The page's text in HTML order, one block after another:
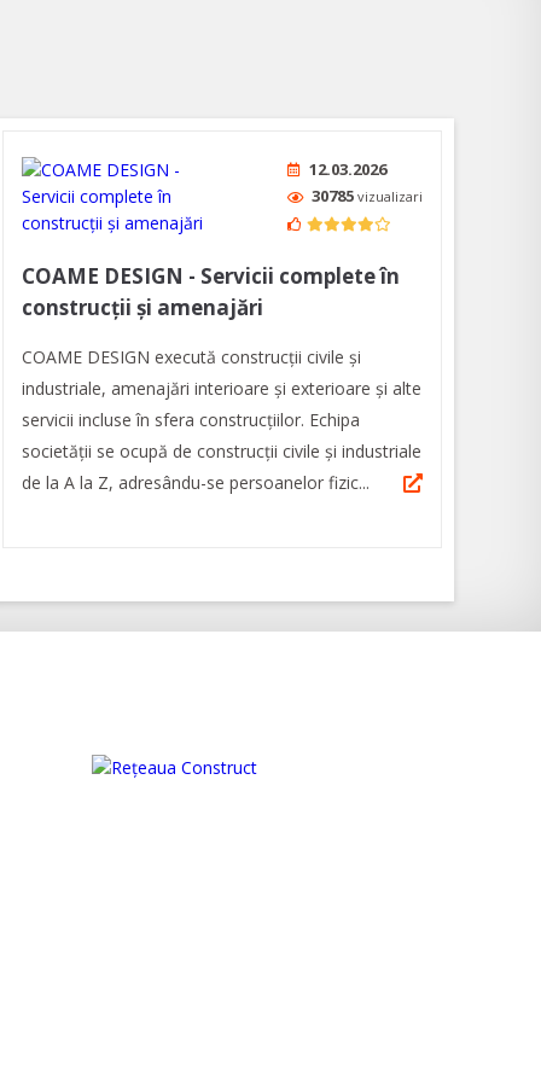
12.03.2026
30785 vizualizari
COAME DESIGN - Servicii complete în
construcții și amenajări
COAME DESIGN execută construcții civile și
industriale, amenajări interioare și exterioare și alte
servicii incluse în sfera construcțiilor. Echipa
societății se ocupă de construcții civile și industriale
de la A la Z, adresându-se persoanelor fizic...